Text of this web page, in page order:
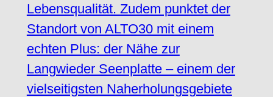
Lebensqualität. Zudem punktet der
Standort von ALTO30 mit einem
echten Plus: der Nähe zur
Langwieder Seenplatte – einem der
vielseitigsten Naherholungsgebiete